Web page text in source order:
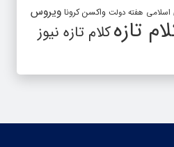
هفته دولت واکسن کرونا ویروس
تازهکلام تازه نیوز